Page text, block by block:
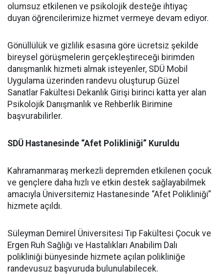
olumsuz etkilenen ve psikolojik desteğe ihtiyaç
duyan öğrencilerimize hizmet vermeye devam ediyor.
Gönüllülük ve gizlilik esasına göre ücretsiz şekilde
bireysel görüşmelerin gerçekleştireceği birimden
danışmanlık hizmeti almak isteyenler, SDÜ Mobil
Uygulama üzerinden randevu oluşturup Güzel
Sanatlar Fakültesi Dekanlık Girişi birinci katta yer alan
Psikolojik Danışmanlık ve Rehberlik Birimine
başvurabilirler.
SDÜ Hastanesinde “Afet Polikliniği” Kuruldu
Kahramanmaraş merkezli depremden etkilenen çocuk
ve gençlere daha hızlı ve etkin destek sağlayabilmek
amacıyla Üniversitemiz Hastanesinde “Afet Polikliniği”
hizmete açıldı.
Süleyman Demirel Üniversitesi Tıp Fakültesi Çocuk ve
Ergen Ruh Sağlığı ve Hastalıkları Anabilim Dalı
polikliniği bünyesinde hizmete açılan polikliniğe
randevusuz başvuruda bulunulabilecek.